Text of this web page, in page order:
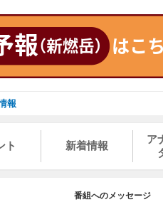
報
ト 新着情報
ア
番組へのメッセージ